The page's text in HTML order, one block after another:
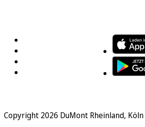
Copyright 2026 DuMont Rheinland, Köln